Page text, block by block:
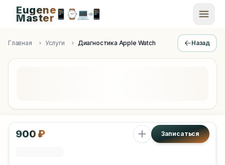
Apple Diagnostics & Engineering Authority in Saint
Eugene
Master📱 ⌚💻📲
Главная Услуги Диагностика Apple Watch Назад
900 ₽ Записаться